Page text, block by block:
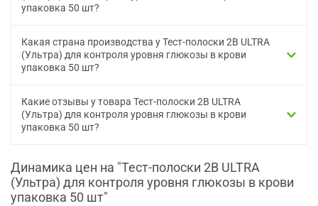
упаковка 50 шт?
Какая страна производства у Тест-полоски 2B ULTRA
(Ультра) для контроля уровня глюкозы в крови
упаковка 50 шт?
Какие отзывы у товара Тест-полоски 2B ULTRA
(Ультра) для контроля уровня глюкозы в крови
упаковка 50 шт?
Динамика цен на "Тест-полоски 2B ULTRA
(Ультра) для контроля уровня глюкозы в крови
упаковка 50 шт"